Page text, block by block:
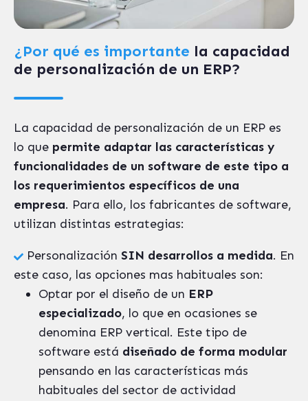
¿Por qué es importante la capacidad
de personalización de un ERP?
La capacidad de personalización de un ERP es
lo que permite adaptar las características y
funcionalidades de un software de este tipo a
los requerimientos específicos de una
empresa. Para ello, los fabricantes de software,
utilizan distintas estrategias:
Personalización SIN desarrollos a medida. En
este caso, las opciones mas habituales son:
Optar por el diseño de un ERP
especializado, lo que en ocasiones se
denomina ERP vertical. Este tipo de
software está diseñado de forma modular
pensando en las características más
habituales del sector de actividad